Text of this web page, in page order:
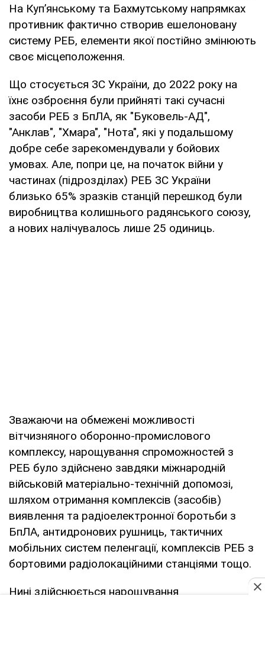
На Куп’янському та Бахмутському напрямках
противник фактично створив ешелоновану
систему РЕБ, елементи якої постійно змінюють
своє місцеположення.
Що стосується ЗС України, до 2022 року на
їхнє озброєння були прийняті такі сучасні
засоби РЕБ з БпЛА, як "Буковель-АД",
"Анклав", "Хмара", "Нота", які у подальшому
добре себе зарекомендували у бойових
умовах. Але, попри це, на початок війни у
частинах (підрозділах) РЕБ ЗС України
близько 65% зразків станцій перешкод були
виробництва колишнього радянського союзу,
а нових налічувалось лише 25 одиниць.
Зважаючи на обмежені можливості
вітчизняного оборонно-промислового
комплексу, нарощування спроможностей з
РЕБ було здійснено завдяки міжнародній
військовій матеріально-технічній допомозі,
шляхом отримання комплексів (засобів)
виявлення та радіоелектронної боротьби з
БпЛА, антидронових рушниць, тактичних
мобільних систем пеленгації, комплексів РЕБ з
бортовими радіолокаційними станціями тощо.
Нині здійснюється нарощування